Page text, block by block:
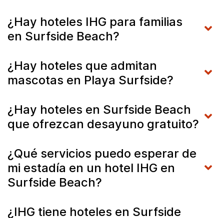
¿Hay hoteles IHG para familias
en Surfside Beach?
¿Hay hoteles que admitan
mascotas en Playa Surfside?
¿Hay hoteles en Surfside Beach
que ofrezcan desayuno gratuito?
¿Qué servicios puedo esperar de
mi estadía en un hotel IHG en
Surfside Beach?
¿IHG tiene hoteles en Surfside